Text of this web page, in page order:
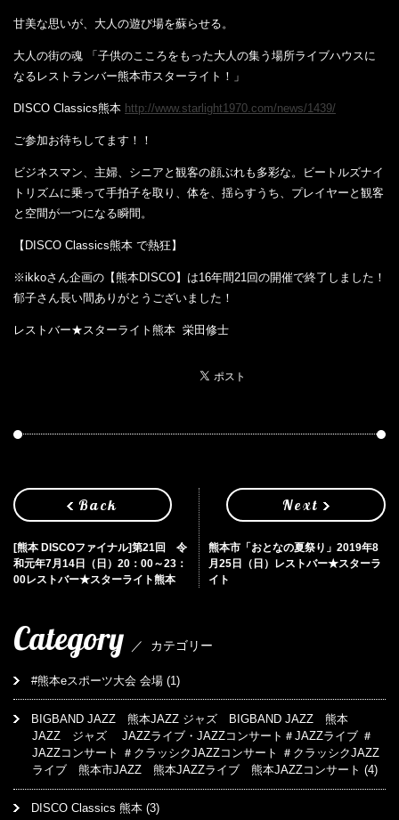
甘美な思いが、大人の遊び場を蘇らせる。
大人の街の魂 「子供のこころをもった大人の集う場所ライブハウスに
なるレストランバー熊本市スターライト！」
DISCO Classics熊本 http://www.starlight1970.com/news/1439/
ご参加お待ちしてます！！
ビジネスマン、主婦、シニアと観客の顔ぶれも多彩な。ビートルズナイ
トリズムに乗って手拍子を取り、体を、揺らすうち、プレイヤーと観客
と空間が一つになる瞬間。
【DISCO Classics熊本 で熱狂】
※ikkoさん企画の【熊本DISCO】は16年間21回の開催で終了しました！
郁子さん長い間ありがとうございました！
レストバー★スターライト熊本 栄田修士
Back
[熊本 DISCOファイナル]第21回 令
和元年7月14日（日）20：00～23：
00レストバー★スターライト熊本
Next
熊本市「おとなの夏祭り」2019年8
月25日（日）レストバー★スターラ
イト
Category ／ カテゴリー
#熊本eスポーツ大会 会場 (1)
BIGBAND JAZZ 熊本JAZZ ジャズ BIGBAND JAZZ 熊本
JAZZ ジャズ JAZZライブ・JAZZコンサート＃JAZZライブ ＃
JAZZコンサート ＃クラッシクJAZZコンサート ＃クラッシクJAZZ
ライブ 熊本市JAZZ 熊本JAZZライブ 熊本JAZZコンサート (4)
DISCO Classics 熊本 (3)